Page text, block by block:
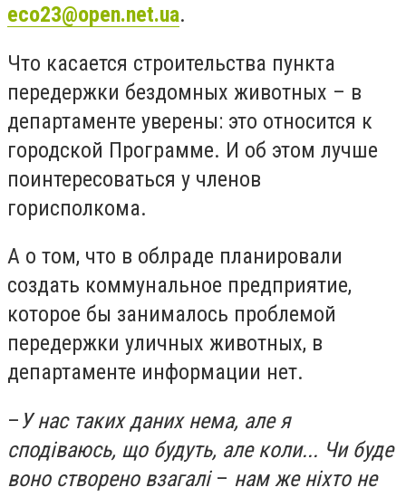
eco23@open.net.ua.
Что касается строительства пункта
передержки бездомных животных – в
департаменте уверены: это относится к
городской Программе. И об этом лучше
поинтересоваться у членов
горисполкома.
А о том, что в облраде планировали
создать коммунальное предприятие,
которое бы занималось проблемой
передержки уличных животных, в
департаменте информации нет.
–У нас таких даних нема, але я
сподіваюсь, що будуть, але коли... Чи буде
воно створеновзагалі – нам же ніхто не